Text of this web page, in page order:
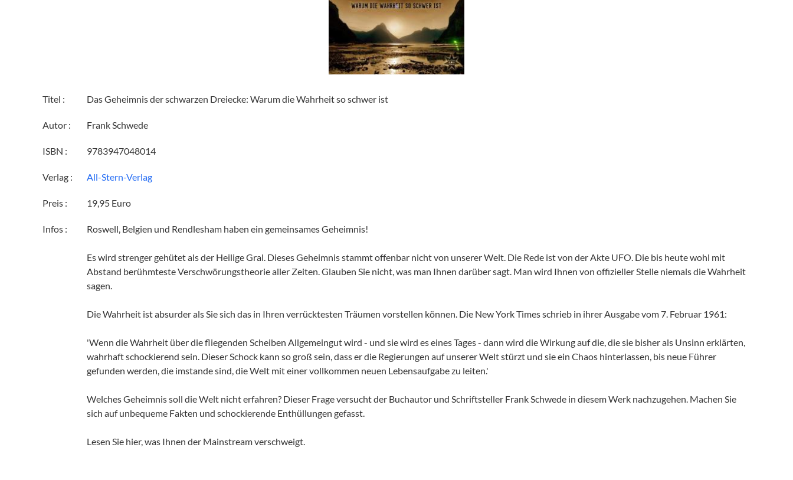
Titel : Das Geheimnis der schwarzen Dreiecke: Warum die Wahrheit so schwer ist
Autor : Frank Schwede
ISBN : 9783947048014
Verlag : All-Stern-Verlag
Preis : 19,95 Euro
Infos : Roswell, Belgien und Rendlesham haben ein gemeinsames Geheimnis!
Es wird strenger gehütet als der Heilige Gral. Dieses Geheimnis stammt offenbar nicht von unserer Welt. Die Rede ist von der Akte UFO. Die bis heute wohl mit
Abstand berühmteste Verschwörungstheorie aller Zeiten. Glauben Sie nicht, was man Ihnen darüber sagt. Man wird Ihnen von offizieller Stelle niemals die Wahrheit
sagen.
Die Wahrheit ist absurder als Sie sich das in Ihren verrücktesten Träumen vorstellen können. Die New York Times schrieb in ihrer Ausgabe vom 7. Februar 1961:
'Wenn die Wahrheit über die fliegenden Scheiben Allgemeingut wird - und sie wird es eines Tages - dann wird die Wirkung auf die, die sie bisher als Unsinn erklärten,
wahrhaft schockierend sein. Dieser Schock kann so groß sein, dass er die Regierungen auf unserer Welt stürzt und sie ein Chaos hinterlassen, bis neue Führer
gefunden werden, die imstande sind, die Welt mit einer vollkommen neuen Lebensaufgabe zu leiten.'
Welches Geheimnis soll die Welt nicht erfahren? Dieser Frage versucht der Buchautor und Schriftsteller Frank Schwede in diesem Werk nachzugehen. Machen Sie
sich auf unbequeme Fakten und schockierende Enthüllungen gefasst.
Lesen Sie hier, was Ihnen der Mainstream verschweigt.